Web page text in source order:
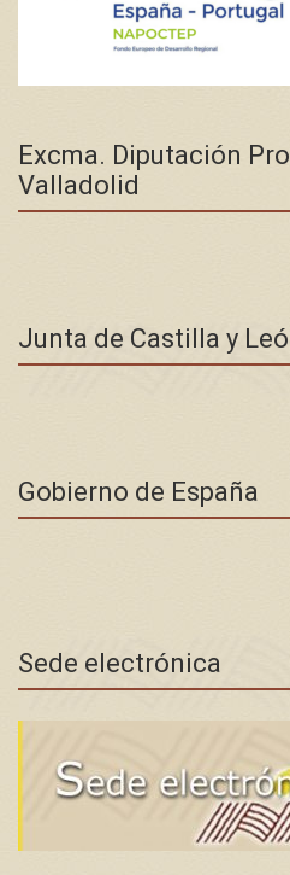
Excma. Diputación
Valladolid
Junta de Castilla y
Gobierno de España
Sede electrónica